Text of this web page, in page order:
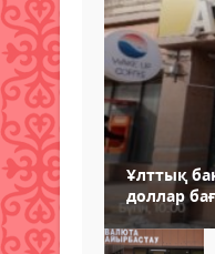
Ұлттық
доллар